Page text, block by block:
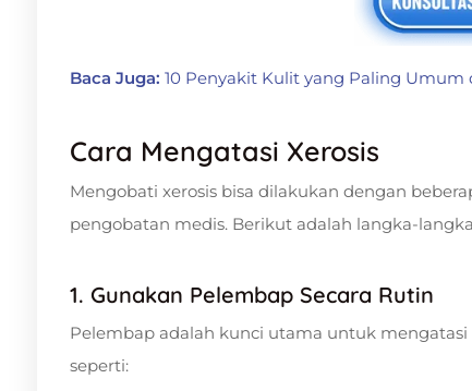
Baca Juga: 10 Penyakit Kulit yang Paling Umum
Cara Mengatasi Xerosis
Mengobati xerosis bisa dilakukan dengan
pengobatan medis. Berikut adalah langka-
1. Gunakan Pelembap Secara Rutin
Pelembap adalah kunci utama untuk
seperti: